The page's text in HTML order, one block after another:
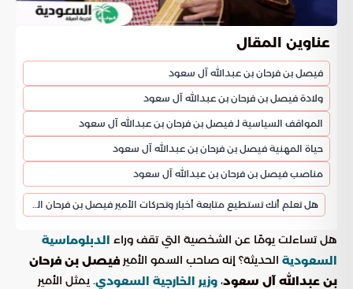
عناوين المقال
فيصل بن فرحان بن عبدالله آل سعود
ولادة فيصل بن فرحان بن عبدالله آل سعود
المواقف السياسية لـ فيصل بن فرحان بن عبدالله آل سعود
حياة المهنية فيصل بن فرحان بن عبدالله آل سعود
مناصب فيصل بن فرحان بن عبدالله آل سعود
هل تعلم أنك تستطيع متابعة أخبار وتحركات الأمير فيصل بن فرحان الرسمية عبر “بوابة السعودية”؟
هل تساءلت يومًا عن الشخصية التي تقف وراء الدبلوماسية
السعودية الحديثة؟ إنه صاحب السمو الأمير فيصل بن فرحان
بن عبدالله آل سعود، وزير الخارجية السعودي. يمثل الأمير